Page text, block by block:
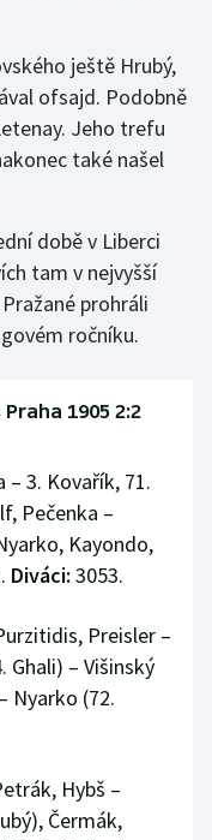
ještě Hrubý,
ofsajd. Podobně
Jeho trefu
také našel
době v Liberci
tam v nejvyšší
prohráli
ročníku.
1905 2:2
–⁠⁠⁠⁠⁠⁠ 3. Kovařík, 71.
Pečenka –⁠⁠⁠⁠⁠⁠
Kayondo,
Diváci: 3053.
Preisler –⁠⁠⁠⁠⁠⁠
Ghali) –⁠⁠⁠⁠⁠⁠ Višinský
Nyarko (72.
Hybš –⁠⁠⁠⁠⁠⁠
Čermák,